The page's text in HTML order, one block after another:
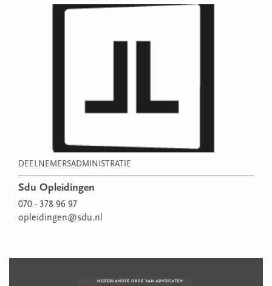
DEELNEMERSADMINISTRATIE
Sdu Opleidingen
070 - 378 96 97
opleidingen@sdu.nl